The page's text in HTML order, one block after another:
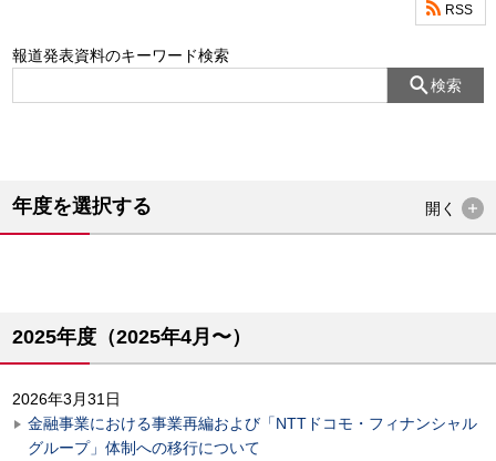
RSS
報道発表資料のキーワード検索
検索
年度を選択する 開く
2025年度（2025年4月〜）
2026年3月31日
金融事業における事業再編および「NTTドコモ・フィナンシャル
グループ」体制への移行について